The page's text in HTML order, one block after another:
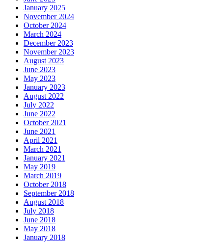
January 2025
November 2024
October 2024
March 2024
December 2023
November 2023
August 2023
June 2023
May 2023
January 2023
August 2022
July 2022
June 2022
October 2021
June 2021
April 2021
March 2021
January 2021
May 2019
March 2019
October 2018
September 2018
August 2018
July 2018
June 2018
May 2018
January 2018